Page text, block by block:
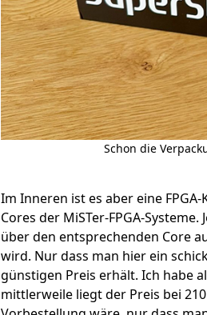
Schon die
Im Inneren ist es aber eine
Cores der MiSTer-FPGA-
über den entsprechenden Core
wird. Nur dass man hier ein
günstigen Preis erhält. Ich habe
mittlerweile liegt der Preis bei